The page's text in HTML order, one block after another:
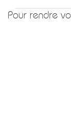
Pour rendre